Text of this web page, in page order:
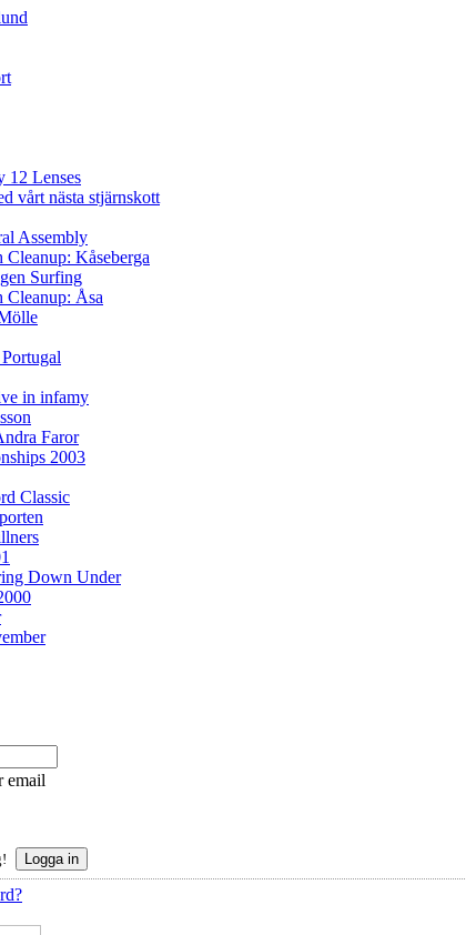
12 Lenses
vårt nästa stjärnskott
Assembly
Kåseberga
Surfing
Cleanup: Åsa
in infamy
Faror
2003
Classic
Down Under
email